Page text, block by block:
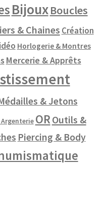
BijouxBoucles
& Chaines Création
Horlogerie & Montres
Mercerie & Apprêts
& Jetons
OR Outils &
Piercing & Body